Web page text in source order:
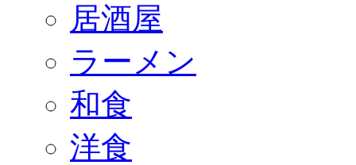
居酒屋
ラーメン
和食
洋食